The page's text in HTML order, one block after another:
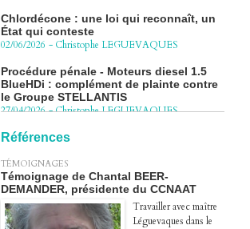
État qui conteste
02/06/2026 -Christophe LEGUEVAQUES
BlueHDi : complément de plainte contre
le Groupe STELLANTIS
27/04/2026 - Christophe LEGUEVAQUES
presque) sur l'action collective ouverte
07/04/2026 -Christophe LEGUEVAQUES
Références
TÉMOIGNAGES
Témoignage de Chantal BEER-
DEMANDER, présidente du CCNAAT
Travailler avec maître
Léguevaques dans le